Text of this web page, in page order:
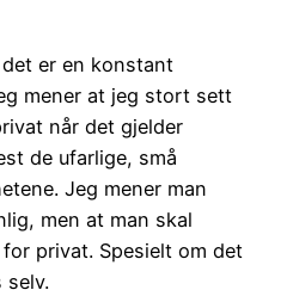
er en konstant
mener at jeg stort sett
når det gjelder
de ufarlige, små
Jeg mener man
men at man skal
privat. Spesielt om det
selv.